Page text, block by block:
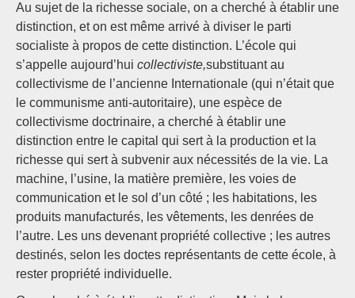
Au sujet de la richesse sociale, on a cherché à établir une
distinction, et on est même arrivé à diviser le parti
socialiste à propos de cette distinction. L’école qui
s’appelle aujourd’hui collectiviste,substituant au
collectivisme de l’ancienne Internationale (qui n’était que
le communisme anti-autoritaire), une espèce de
collectivisme doctrinaire, a cherché à établir une
distinction entre le capital qui sert à la production et la
richesse qui sert à subvenir aux nécessités de la vie. La
machine, l’usine, la matière première, les voies de
communication et le sol d’un côté ; les habitations, les
produits manufacturés, les vêtements, les denrées de
l’autre. Les uns devenant propriété collective ; les autres
destinés, selon les doctes représentants de cette école, à
rester propriété individuelle.